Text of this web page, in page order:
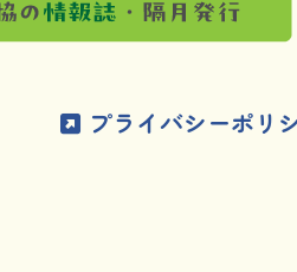
プライバシーポリ